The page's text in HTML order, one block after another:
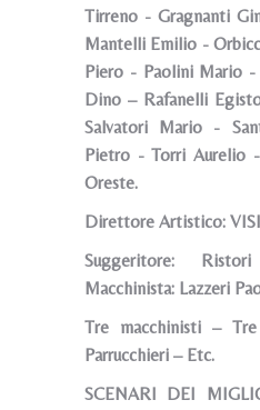
Tirreno - Gragnanti
Mantelli Emilio -
Piero - Paolini Mario
Dino – Rafanelli
Salvatori Mario -
Pietro - Torri Aurelio
Oreste.
Direttore Artistico:
Suggeritore:
Macchinista: Lazzeri
Tre macchinisti –
Parrucchieri – Etc.
SCENARI DEI